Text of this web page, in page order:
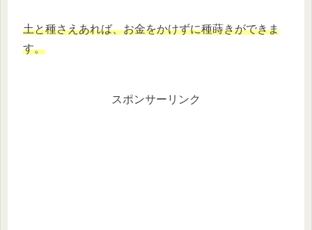
土と種さえあれば、お金をかけずに種蒔きができま
す。
スポンサーリンク